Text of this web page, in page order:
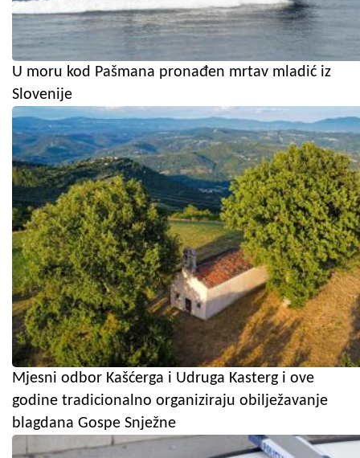
U moru kod Pašmana pronađen mrtav mladić iz
Slovenije
Mjesni odbor Kašćerga i Udruga Kasterg i ove
godine tradicionalno organiziraju obilježavanje
blagdana Gospe Snježne